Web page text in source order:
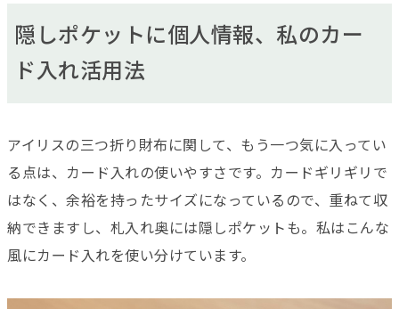
隠しポケットに個人情報、私のカー
ド入れ活用法
アイリスの三つ折り財布に関して、もう一つ気に入ってい
る点は、カード入れの使いやすさです。カードギリギリで
はなく、余裕を持ったサイズになっているので、重ねて収
納できますし、札入れ奥には隠しポケットも。私はこんな
風にカード入れを使い分けています。